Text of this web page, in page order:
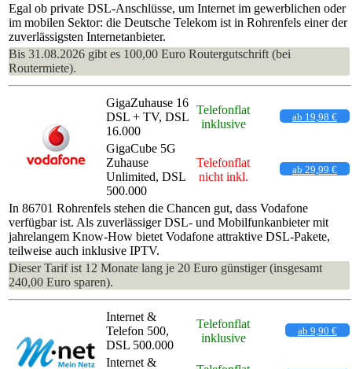
Egal ob private DSL-Anschlüsse, um Internet im gewerblichen oder
im mobilen Sektor: die Deutsche Telekom ist in Rohrenfels einer der
zuverlässigsten Internetanbieter.
Bis 31.08.2026 gibt es 100,00 Euro Routergutschrift (bei
Routermiete).
GigaZuhause 16
DSL + TV, DSL
16.000
Telefonflat
inklusive
ab 19,98 €
GigaCube 5G
Zuhause
Unlimited, DSL
500.000
Telefonflat
nicht inkl.
ab 29,99 €
In 86701 Rohrenfels stehen die Chancen gut, dass Vodafone
verfügbar ist. Als zuverlässiger DSL- und Mobilfunkanbieter mit
jahrelangem Know-How bietet Vodafone attraktive DSL-Pakete,
teilweise auch inklusive IPTV.
Dieser Tarif ist 12 Monate lang je 20 Euro günstiger (insgesamt
240,00 Euro sparen).
Internet &
Telefon 500,
DSL 500.000
Telefonflat
inklusive
ab 9,90 €
Internet &